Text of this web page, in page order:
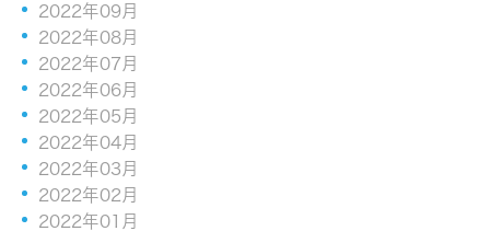
2022年09月
2022年08月
2022年07月
2022年06月
2022年05月
2022年04月
2022年03月
2022年02月
2022年01月